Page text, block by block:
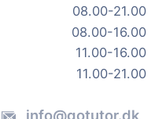
08.00-21.00
08.00-16.00
11.00-16.00
11.00-21.00
info@gotutor.dk